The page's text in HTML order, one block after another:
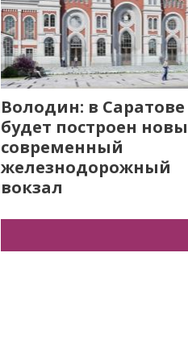
Володин: в Саратове
будет построен
современный
железнодорожный
вокзал